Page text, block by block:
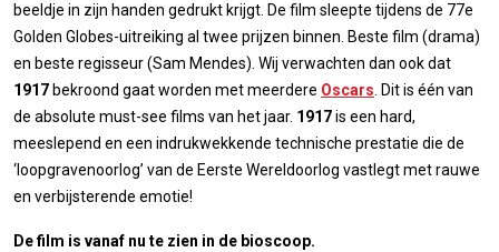
beeldje in zijn handen gedrukt krijgt. De film sleepte tijdens de 77e
Golden Globes-uitreiking al twee prijzen binnen. Beste film (drama)
en beste regisseur (Sam Mendes). Wij verwachten dan ook dat
1917 bekroond gaat worden met meerdere Oscars. Dit is één van
de absolute must-see films van het jaar. 1917is een hard,
meeslepend en een indrukwekkende technische prestatie die de
‘loopgravenoorlog’ van de Eerste Wereldoorlog vastlegt met rauwe
en verbijsterende emotie!
De film is vanaf nu te zien in de bioscoop.